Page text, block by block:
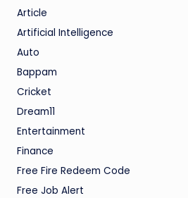
Article
Artificial Intelligence
Auto
Bappam
Cricket
Dream11
Entertainment
Finance
Free Fire Redeem Code
Free Job Alert